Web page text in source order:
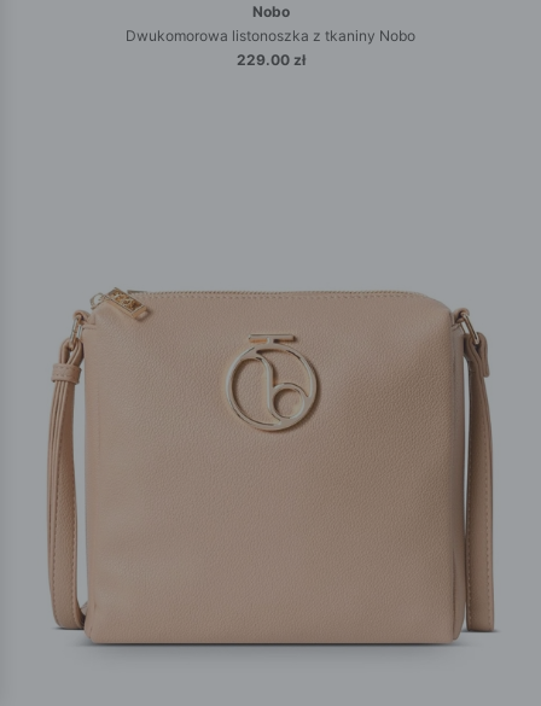
Nobo
Dwukomorowa listonoszka z tkaniny Nobo
229.00 zł